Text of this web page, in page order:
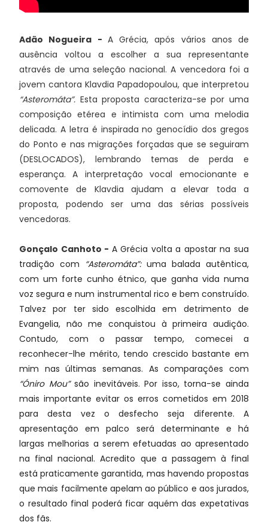
Adão Nogueira - A Grécia, após vários anos de
ausência voltou a escolher a sua representante
através de uma seleção nacional. A vencedora foi a
jovem cantora Klavdia Papadopoulou, que interpretou
“Asteromáta”. Esta proposta caracteriza-se por uma
composição etérea e intimista com uma melodia
delicada. A letra é inspirada no genocídio dos gregos
do Ponto e nas migrações forçadas que se seguiram
(DESLOCADOS), lembrando temas de perda e
esperança. A interpretação vocal emocionante e
comovente de Klavdia ajudam a elevar toda a
proposta, podendo ser uma das sérias possíveis
vencedoras.
Gonçalo Canhoto - A Grécia volta a apostar na sua
tradição com “Asteromáta”:uma balada autêntica,
com um forte cunho étnico, que ganha vida numa
voz segura e num instrumental rico e bem construído.
Talvez por ter sido escolhida em detrimento de
Evangelia, não me conquistou à primeira audição.
Contudo, com o passar tempo, comecei a
reconhecer-lhe mérito, tendo crescido bastante em
mim nas últimas semanas. As comparações com
“Óniro Mou”são inevitáveis. Por isso, torna-se ainda
mais importante evitar os erros cometidos em 2018
para desta vez o desfecho seja diferente. A
apresentação em palco será determinante e há
largas melhorias a serem efetuadas ao apresentado
na final nacional. Acredito que a passagem à final
está praticamente garantida, mas havendo propostas
que mais facilmente apelam ao público e aos jurados,
o resultado final poderá ficar aquém das expetativas
dos fãs.